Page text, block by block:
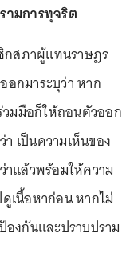
ามการทุจริต
สภาผู้แทนราษฎร
กมาระบุว่า หาก
มมือก็ให้ถอนตัวออก
เป็นความเห็นของ
าแล้วพร้อมให้ความ
เนื้อหาก่อน หากไม่
องกันและปราบปราม